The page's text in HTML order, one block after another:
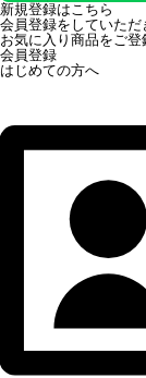
新規登録はこちら
会員登録をしていただ
お気に入り商品をご登
会員登録
はじめての方へ